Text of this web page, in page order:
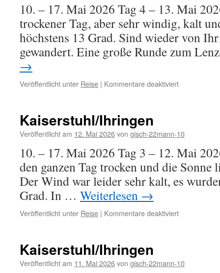
10. – 17. Mai 2026 Tag 4 – 13. Mai
trockener Tag, aber sehr windig, kalt
höchstens 13 Grad. Sind wieder von
gewandert. Eine große Runde zum
→
Veröffentlicht unter Reise | Kommentare deaktiviertfür
Kaiserstuhl/Ihringen
Veröffentlicht am 12. Mai 2026von gisch-22mann-10
10. – 17. Mai 2026 Tag 3 – 12. Mai
den ganzen Tag trocken und die
Der Wind war leider sehr kalt, es
Grad. In … Weiterlesen →
Veröffentlicht unter Reise | Kommentare deaktiviertfür
Kaiserstuhl/Ihringen
Veröffentlicht am 11. Mai 2026von gisch-22mann-10